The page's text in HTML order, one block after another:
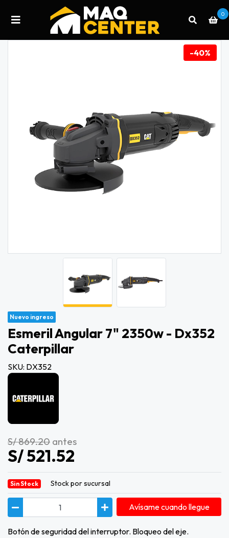
0
-40%
Nuevo ingreso
Esmeril Angular 7" 2350w - Dx352
Caterpillar
SKU: DX352
S/ 869.20 antes
S/ 521.52
Sin Stock Stock por sucursal
Avísame cuando llegue
Botón de seguridad del interruptor. Bloqueo del eje.